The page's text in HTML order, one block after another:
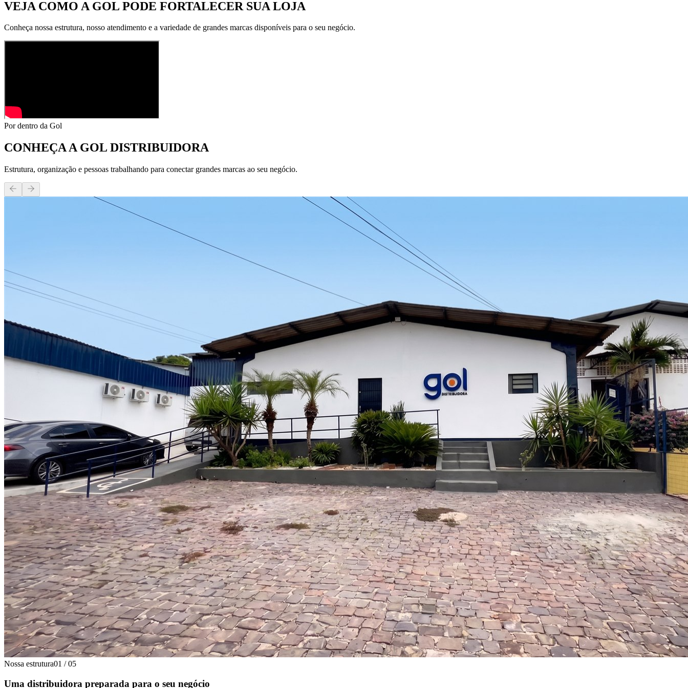
VEJA COMO A GOL PODE FORTALECER SUA LOJA
Conheça nossa estrutura, nosso atendimento e a variedade de grandes marcas disponíveis para o seu negócio.
Por dentro da Gol
CONHEÇA AGOL DISTRIBUIDORA
Estrutura, organização e pessoas trabalhando para conectar grandes marcas ao seu negócio.
Nossa estrutura01 / 05
Uma distribuidora preparada para o seu negócio